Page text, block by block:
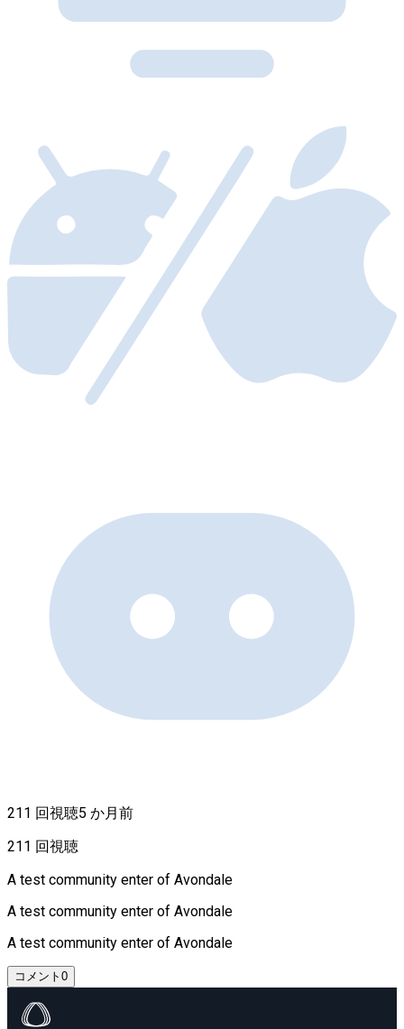
211 回視聴5 か月前
211 回視聴
A test community enter of Avondale
A test community enter of Avondale
A test community enter of Avondale
コメント 0